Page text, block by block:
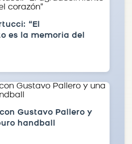
“El
es la memoria del
Gustavo Pallero y
handball